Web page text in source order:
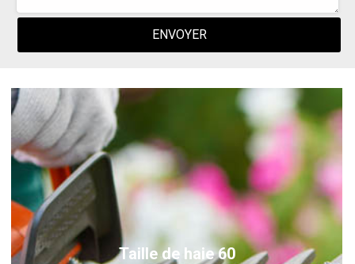
Taille de haie 60